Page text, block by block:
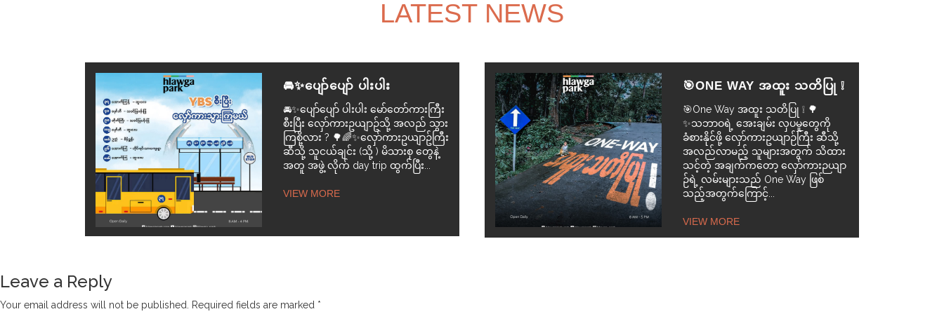
LATEST NEWS
🚘✨ပျော်ပျော် ပါးပါး
🚘✨ပျော်ပျော် ပါးပါး မော်တော်ကားကြီး
စီးပြီး လှော်ကားဥယျာဥ်သို့ အလည် သွား
ကြစို့လား ? 🌳🌈✨လှော်ကားဥယျာဥ်ကြီး
ဆီသို့ သူငယ်ချင်း (သို့ ) မိသားစု တွေနဲ့
အတူ အဖွဲ့ လိုက် day trip ထွက်ပြီး...
VIEW MORE
🎯ONE WAY အထူး သတိပြု ❕
🎯One Way အထူး သတိပြု ❕ 🌳
✨သဘာဝရဲ့ အေးချမ်း လှပမှုတွေကို
ခံစားနိုင်ဖို့ လှော်ကားဥယျာဉ်ကြီး ဆီသို့
အလည်လာမည့် သူများအတွက် သိထား
သင့်တဲ့ အချက်ကတော့ လှော်ကားဉယျာ
ဉ်ရဲ့ လမ်းများသည် One Way ဖြစ်
သည့်အတွက်ကြောင့်...
VIEW MORE
Leave a Reply
Your email address will not be published. Required fields are marked *